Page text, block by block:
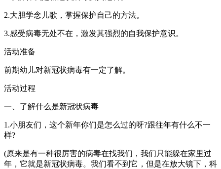
2.大胆学念儿歌，掌握保护自己的方法。
3.感受病毒无处不在，激发其强烈的自我保护意识。
活动准备
前期幼儿对新冠状病毒有一定了解。
活动过程
一、了解什么是新冠状病毒
1.小朋友们，这个新年你们是怎么过的呀?跟往年有什么不一
样?
(原来是有一种很厉害的病毒在找我们，我们只能躲在家里过
年，它就是新冠状病毒。我们看不到它，但是在放大镜下，科